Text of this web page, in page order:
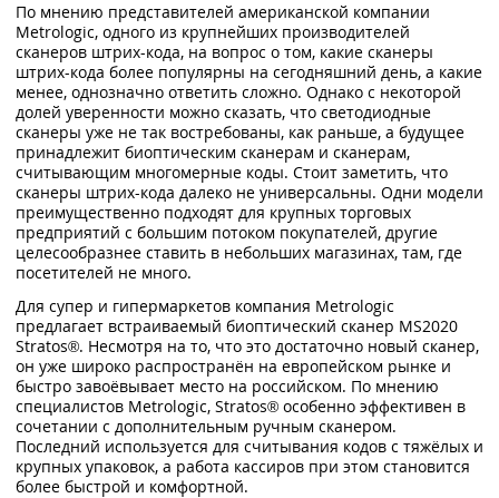
По мнению представителей американской компании
Metrologic, одного из крупнейших производителей
сканеров штрих-кода, на вопрос о том, какие сканеры
штрих-кода более популярны на сегодняшний день, а какие
менее, однозначно ответить сложно. Однако с некоторой
долей уверенности можно сказать, что светодиодные
сканеры уже не так востребованы, как раньше, а будущее
принадлежит биоптическим сканерам и сканерам,
считывающим многомерные коды. Стоит заметить, что
сканеры штрих-кода далеко не универсальны. Одни модели
преимущественно подходят для крупных торговых
предприятий с большим потоком покупателей, другие
целесообразнее ставить в небольших магазинах, там, где
посетителей не много.
Для супер и гипермаркетов компания Metrologic
предлагает встраиваемый биоптический сканер MS2020
Stratos®. Несмотря на то, что это достаточно новый сканер,
он уже широко распространён на европейском рынке и
быстро завоёвывает место на российском. По мнению
специалистов Metrologic, Stratos® особенно эффективен в
сочетании с дополнительным ручным сканером.
Последний используется для считывания кодов с тяжёлых и
крупных упаковок, а работа кассиров при этом становится
более быстрой и комфортной.